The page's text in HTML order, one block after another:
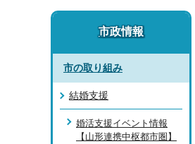
市政情報
市の取り組み
結婚支援
婚活支援イベント情報
【山形連携中枢都市圏】